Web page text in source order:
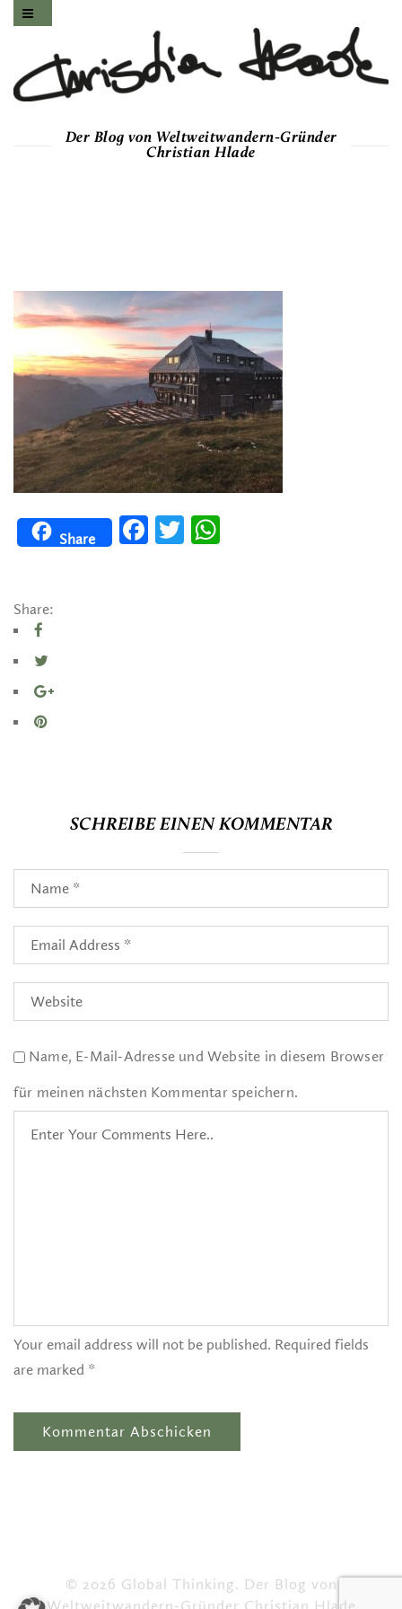
Der Blog von Weltweitwandern-Gründer
Christian Hlade
Share
FacebookTwitter
Share:
SCHREIBE EINEN KOMMENTAR
Name, E-Mail-Adresse und Website in diesem Browser
für meinen nächsten Kommentar speichern.
Your email address will not be published. Required fields
are marked *
© 2026 Global Thinking. Der Blog von
Weltweitwandern-Gründer Christian Hlade